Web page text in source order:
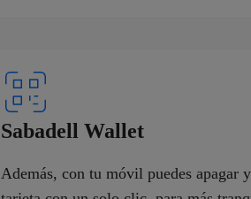
Sabadell Wallet
Además, con tu móvil puedes apagar